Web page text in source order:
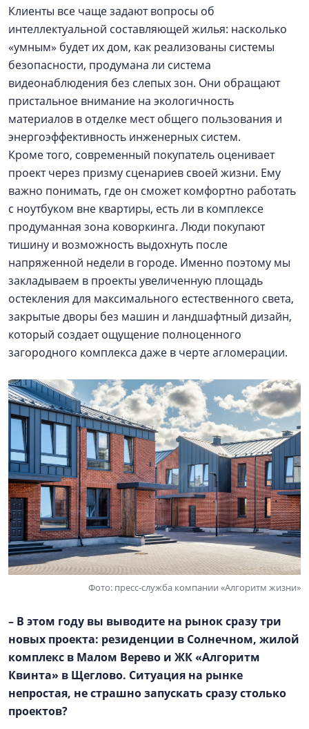
Клиенты все чаще задают вопросы об
интеллектуальной составляющей жилья: насколько
«умным» будет их дом, как реализованы системы
безопасности, продумана ли система
видеонаблюдения без слепых зон. Они обращают
пристальное внимание на экологичность
материалов в отделке мест общего пользования и
энергоэффективность инженерных систем.
Кроме того, современный покупатель оценивает
проект через призму сценариев своей жизни. Ему
важно понимать, где он сможет комфортно работать
с ноутбуком вне квартиры, есть ли в комплексе
продуманная зона коворкинга. Люди покупают
тишину и возможность выдохнуть после
напряженной недели в городе. Именно поэтому мы
закладываем в проекты увеличенную площадь
остекления для максимального естественного света,
закрытые дворы без машин и ландшафтный дизайн,
который создает ощущение полноценного
загородного комплекса даже в черте агломерации.
Фото: пресс-служба компании «Алгоритм жизни»
– В этом году вы выводите на рынок сразу три
новых проекта: резиденции в Солнечном, жилой
комплекс в Малом Верево и ЖК «Алгоритм
Квинта» в Щеглово. Ситуация на рынке
непростая, не страшно запускать сразу столько
проектов?